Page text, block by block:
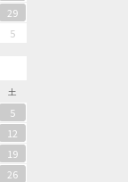
29
5
土
5
12
19
26